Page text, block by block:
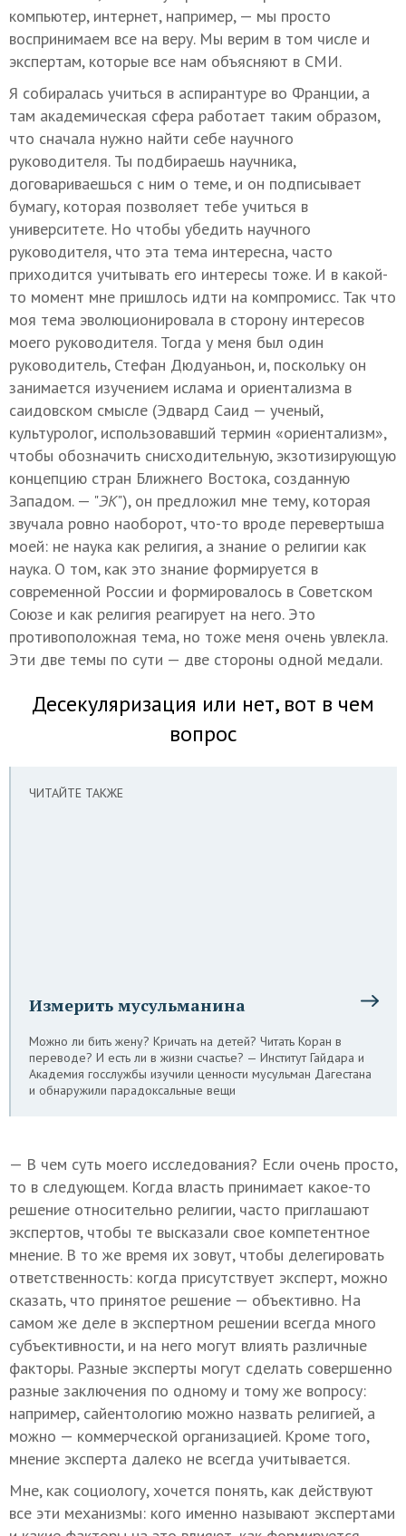
компьютер, интернет, например, — мы просто
воспринимаем все на веру. Мы верим в том числе и
экспертам, которые все нам объясняют в СМИ.
Я собиралась учиться в аспирантуре во Франции, а
там академическая сфера работает таким образом,
что сначала нужно найти себе научного
руководителя. Ты подбираешь научника,
договариваешься с ним о теме, и он подписывает
бумагу, которая позволяет тебе учиться в
университете. Но чтобы убедить научного
руководителя, что эта тема интересна, часто
приходится учитывать его интересы тоже. И в какой-
то момент мне пришлось идти на компромисс. Так что
моя тема эволюционировала в сторону интересов
моего руководителя. Тогда у меня был один
руководитель, Стефан Дюдуаньон, и, поскольку он
занимается изучением ислама и ориентализма в
саидовском смысле (Эдвард Саид — ученый,
культуролог, использовавший термин «ориентализм»,
чтобы обозначить снисходительную, экзотизирующую
концепцию стран Ближнего Востока, созданную
Западом. — "ЭК"), он предложил мне тему, которая
звучала ровно наоборот, что-то вроде перевертыша
моей: не наука как религия, а знание о религии как
наука. О том, как это знание формируется в
современной России и формировалось в Советском
Союзе и как религия реагирует на него. Это
противоположная тема, но тоже меня очень увлекла.
Эти две темы по сути — две стороны одной медали.
Десекуляризация или нет, вот в чем
вопрос
ЧИТАЙТЕ ТАКЖЕ
Измерить мусульманина
Можно ли бить жену? Кричать на детей? Читать Коран в
переводе? И есть ли в жизни счастье? — Институт Гайдара и
Академия госслужбы изучили ценности мусульман Дагестана
и обнаружили парадоксальные вещи
— В чем суть моего исследования? Если очень просто,
то в следующем. Когда власть принимает какое-то
решение относительно религии, часто приглашают
экспертов, чтобы те высказали свое компетентное
мнение. В то же время их зовут, чтобы делегировать
ответственность: когда присутствует эксперт, можно
сказать, что принятое решение — объективно. На
самом же деле в экспертном решении всегда много
субъективности, и на него могут влиять различные
факторы. Разные эксперты могут сделать совершенно
разные заключения по одному и тому же вопросу:
например, сайентологию можно назвать религией, а
можно — коммерческой организацией. Кроме того,
мнение эксперта далеко не всегда учитывается.
Мне, как социологу, хочется понять, как действуют
все эти механизмы: кого именно называют экспертами